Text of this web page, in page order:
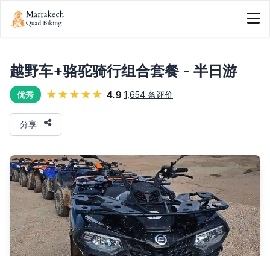
越野车+骆驼骑行组合套餐 - 半日游
优秀 ★★★★★ 4.9 1,654 条评价
分享